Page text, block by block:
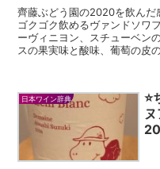
齊藤ぶどう園の2020を飲んだ
ゴクゴク飲めるヴァンドソワ
ーヴィニヨン、スチューベン
スの果実味と酸味、葡萄の皮
日本ワイン辞典
⭐️